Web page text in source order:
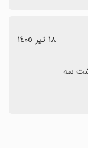
١٨ تیر ١٤٠٥
سه